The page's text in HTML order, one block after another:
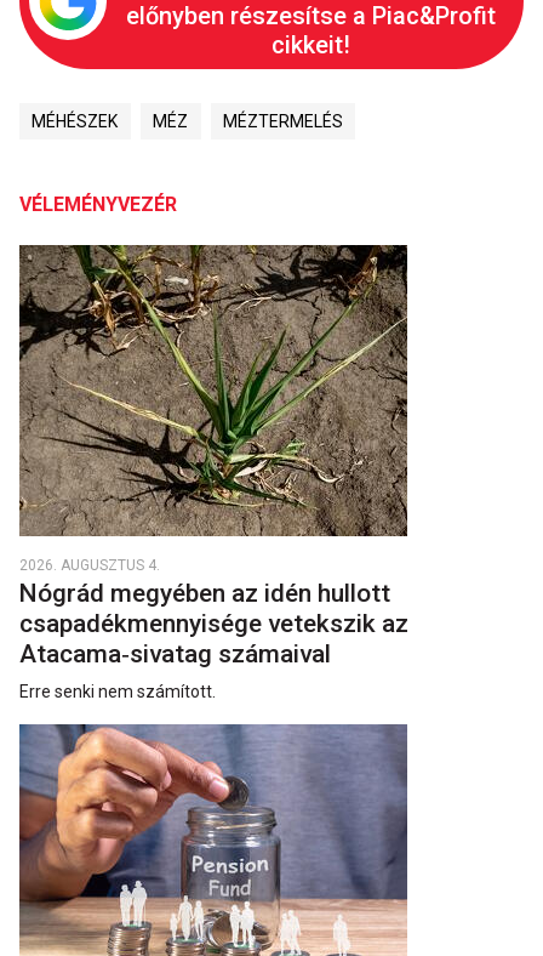
előnyben részesítse a Piac&Profit
cikkeit!
MÉHÉSZEK MÉZ MÉZTERMELÉS
VÉLEMÉNYVEZÉR
2026. AUGUSZTUS 4.
Nógrád megyében az idén hullott
csapadékmennyisége vetekszik az
Atacama‑sivatag számaival
Erre senki nem számított.